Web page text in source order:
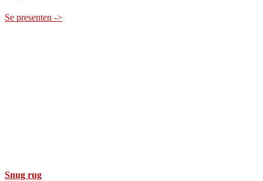
Se presenten ->
Snug rug